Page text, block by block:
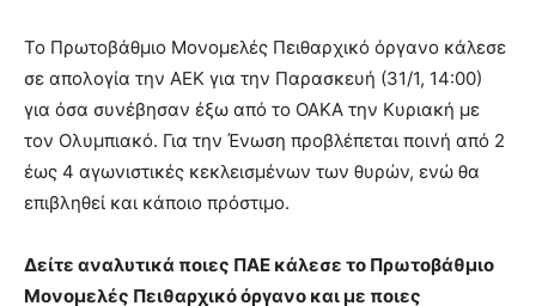
Το Πρωτοβάθμιο Μονομελές Πειθαρχικό όργανο κάλεσε
σε απολογία την ΑΕΚ για την Παρασκευή (31/1, 14:00)
για όσα συνέβησαν έξω από το ΟΑΚΑ την Κυριακή με
τον Ολυμπιακό. Για την Ένωση προβλέπεται ποινή από 2
έως 4 αγωνιστικές κεκλεισμένων των θυρών, ενώ θα
επιβληθεί και κάποιο πρόστιμο.
Δείτε αναλυτικά ποιες ΠΑΕ κάλεσε το Πρωτοβάθμιο
Μονομελές Πειθαρχικό όργανο και με ποιες